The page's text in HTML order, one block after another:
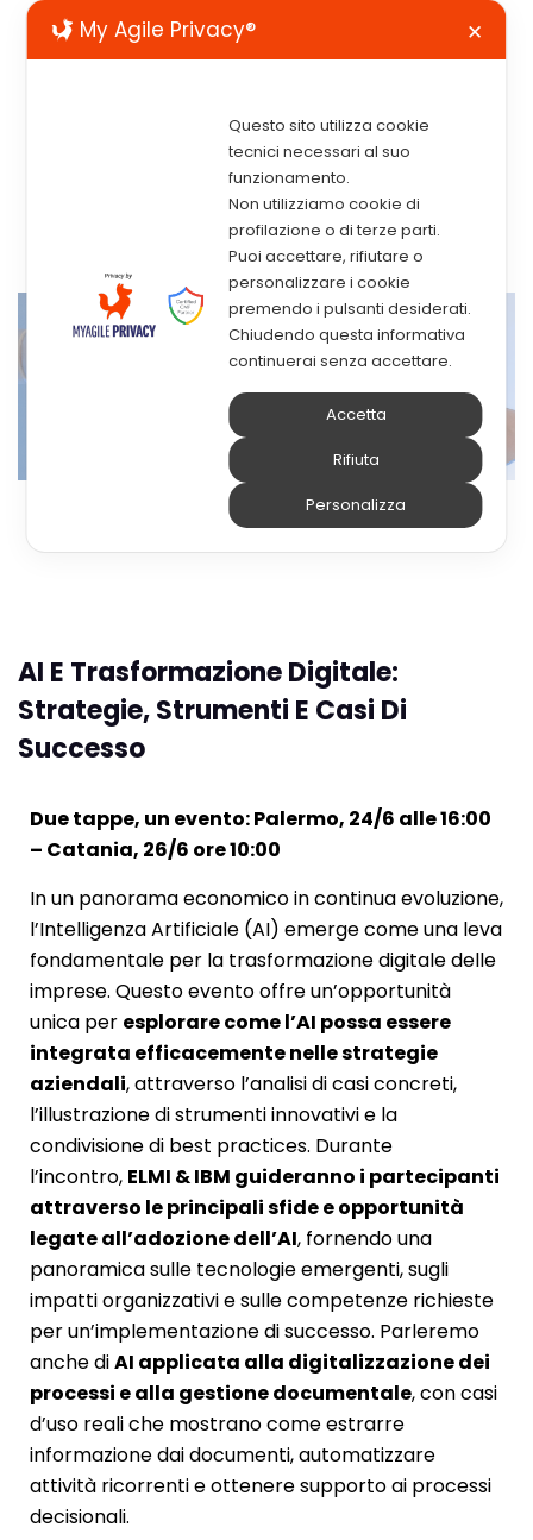
AI E Trasformazione Digitale:
Strategie, Strumenti E Casi Di
Successo
Due tappe, un evento: Palermo, 24/6 alle 16:00
– Catania, 26/6 ore 10:00
In un panorama economico in continua evoluzione,
l’Intelligenza Artificiale (AI) emerge come una leva
fondamentale per la trasformazione digitale delle
imprese. Questo evento offre un’opportunità
unica per esplorare come l’AI possa essere
integrata efficacemente nelle strategie
aziendali, attraverso l’analisi di casi concreti,
l’illustrazione di strumenti innovativi e la
condivisione di best practices. Durante
l’incontro, ELMI & IBM guideranno i partecipanti
attraverso le principali sfide e opportunità
legate all’adozione dell’AI, fornendo una
panoramica sulle tecnologie emergenti, sugli
impatti organizzativi e sulle competenze richieste
per un’implementazione di successo. Parleremo
anche diAI applicata alla digitalizzazione dei
processi e alla gestione documentale, con casi
d’uso reali che mostrano come estrarre
informazione dai documenti, automatizzare
attività ricorrenti e ottenere supporto ai processi
decisionali.
My Agile Privacy® ✕
Questo sito utilizza cookie
tecnici necessari al suo
funzionamento.
Non utilizziamo cookie di
profilazione o di terze parti.
Puoi accettare, rifiutare o
personalizzare i cookie
premendo i pulsanti desiderati.
Chiudendo questa informativa
continuerai senza accettare.
Accetta
Rifiuta
Personalizza